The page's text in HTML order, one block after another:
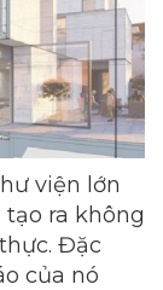
viện lớn
ra không
Đặc
của nó